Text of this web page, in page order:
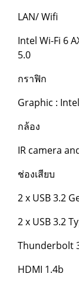
LAN/ Wifi
Intel Wi-Fi 6
5.0
กราฟิก
Graphic :
กล้อง
IR camera
ช่องเสียบ
2 x USB 3.2
2 x USB 3.2
Thunderbolt
HDMI 1.4b